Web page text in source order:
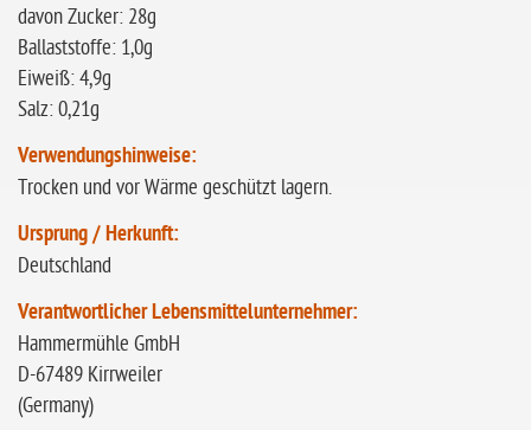
davon Zucker: 28g
Ballaststoffe: 1,0g
Eiweiß: 4,9g
Salz: 0,21g
Verwendungshinweise:
Trocken und vor Wärme geschützt lagern.
Ursprung / Herkunft:
Deutschland
Verantwortlicher Lebensmittelunternehmer:
Hammermühle GmbH
D-67489 Kirrweiler
(Germany)